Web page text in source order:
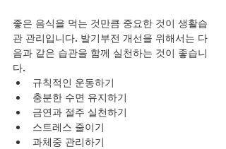
좋은 음식을 먹는 것만큼 중요한 것이 생활습
관 관리입니다. 발기부전 개선을 위해서는 다
음과 같은 습관을 함께 실천하는 것이 좋습니
다.
규칙적인 운동하기
충분한 수면 유지하기
금연과 절주 실천하기
스트레스 줄이기
과체중 관리하기